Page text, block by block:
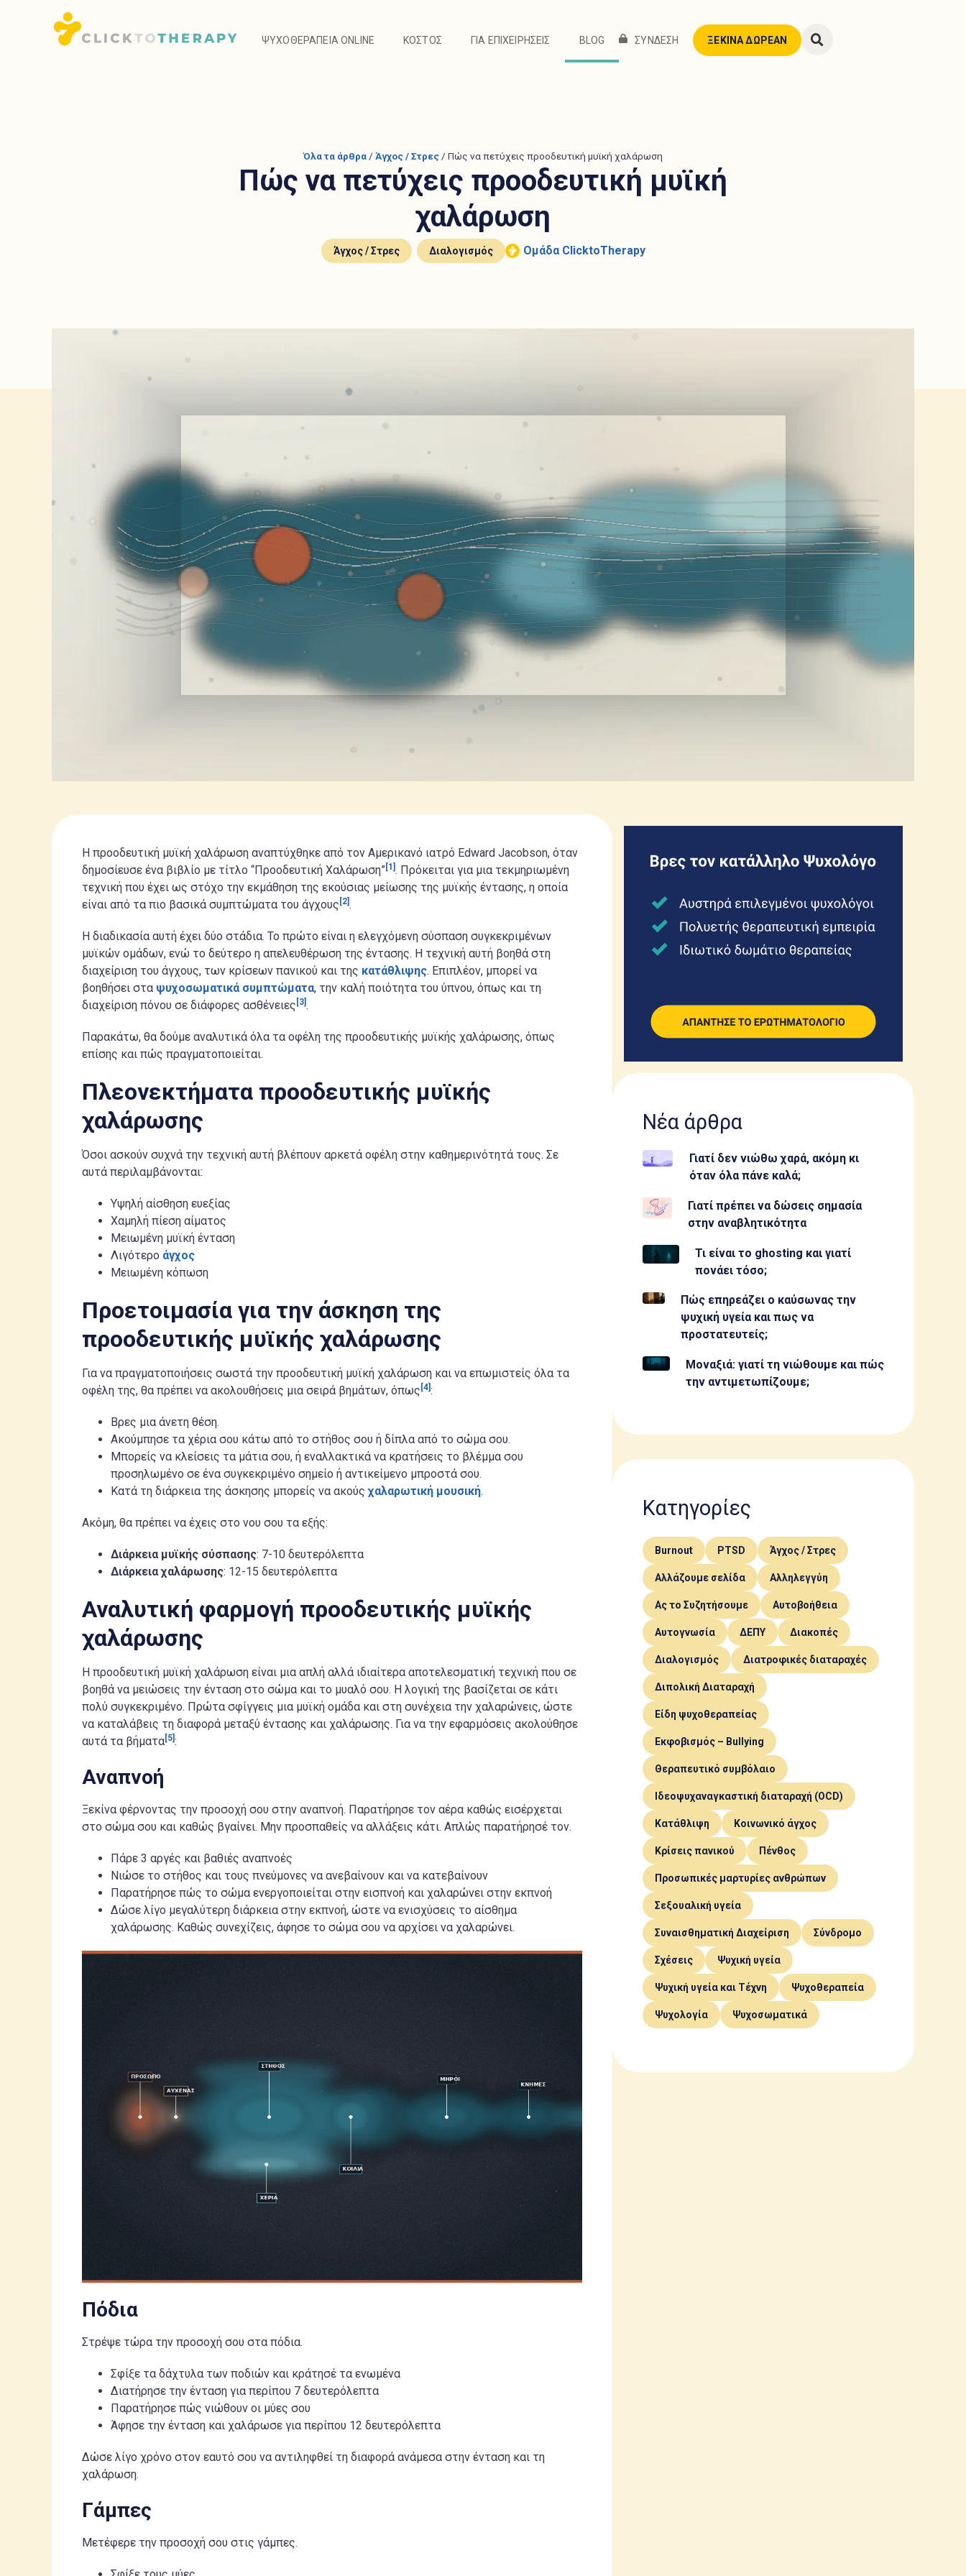
ΞΕΚΙΝΑ ΔΩΡΕΑΝ
ΨΥΧΟΘΕΡΑΠΕΊΑ ONLINE
ΚΌΣΤΟΣ ΓΙΑ ΕΠΙΧΕΙΡΉΣΕΙΣ BLOG ΣΥΝΔΕΣΗ ΞΕΚΙΝΑ ΔΩΡΕΑΝ
Όλα τα άρθρα/ Άγχος / Στρες/ Πώς να πετύχεις προοδευτική μυϊκή χαλάρωση
Πώς να πετύχεις προοδευτική μυϊκή
χαλάρωση
Άγχος / Στρες , Διαλογισμός Ομάδα ClicktoTherapy
Η προοδευτική μυϊκή χαλάρωση αναπτύχθηκε από τον Αμερικανό ιατρό Edward Jacobson, όταν
δημοσίευσε ένα βιβλίο με τίτλο “Προοδευτική Χαλάρωση”[1]. Πρόκειται για μια τεκμηριωμένη
τεχνική που έχει ως στόχο την εκμάθηση της εκούσιας μείωσης της μυϊκής έντασης, η οποία
είναι από τα πιο βασικά συμπτώματα του άγχους [2].
Η διαδικασία αυτή έχει δύο στάδια. Το πρώτο είναι η ελεγχόμενη σύσπαση συγκεκριμένων
μυϊκών ομάδων, ενώ το δεύτερο η απελευθέρωση της έντασης. Η τεχνική αυτή βοηθά στη
διαχείριση του άγχους, των κρίσεων πανικού και της κατάθλιψης. Επιπλέον, μπορεί να
βοηθήσει στα ψυχοσωματικά συμπτώματα, την καλή ποιότητα του ύπνου, όπως και τη
διαχείριση πόνου σε διάφορες ασθένειες [3].
Παρακάτω, θα δούμε αναλυτικά όλα τα οφέλη της προοδευτικής μυϊκής χαλάρωσης, όπως
επίσης και πώς πραγματοποιείται.
Πλεονεκτήματα προοδευτικής μυϊκής
χαλάρωσης
Όσοι ασκούν συχνά την τεχνική αυτή βλέπουν αρκετά οφέλη στην καθημερινότητά τους. Σε
αυτά περιλαμβάνονται:
Υψηλή αίσθηση ευεξίας
Χαμηλή πίεση αίματος
Μειωμένη μυϊκή ένταση
Λιγότερο άγχος
Μειωμένη κόπωση
Προετοιμασία για την άσκηση της
προοδευτικής μυϊκής χαλάρωσης
Για να πραγματοποιήσεις σωστά την προοδευτική μυϊκή χαλάρωση και να επωμιστείς όλα τα
οφέλη της, θα πρέπει να ακολουθήσεις μια σειρά βημάτων, όπως [4]:
Βρες μια άνετη θέση.
Ακούμπησε τα χέρια σου κάτω από το στήθος σου ή δίπλα από το σώμα σου.
Μπορείς να κλείσεις τα μάτια σου, ή εναλλακτικά να κρατήσεις το βλέμμα σου
προσηλωμένο σε ένα συγκεκριμένο σημείο ή αντικείμενο μπροστά σου.
Κατά τη διάρκεια της άσκησης μπορείς να ακούςχαλαρωτική μουσική.
Ακόμη, θα πρέπει να έχεις στο νου σου τα εξής:
Διάρκεια μυϊκής σύσπασης: 7-10 δευτερόλεπτα
Διάρκεια χαλάρωσης: 12-15 δευτερόλεπτα
Αναλυτική φαρμογή προοδευτικής μυϊκής
χαλάρωσης
Η προοδευτική μυϊκή χαλάρωση είναι μια απλή αλλά ιδιαίτερα αποτελεσματική τεχνική που σε
βοηθά να μειώσεις την ένταση στο σώμα και το μυαλό σου. Η λογική της βασίζεται σε κάτι
πολύ συγκεκριμένο. Πρώτα σφίγγεις μια μυϊκή ομάδα και στη συνέχεια την χαλαρώνεις, ώστε
να καταλάβεις τη διαφορά μεταξύ έντασης και χαλάρωσης. Για να την εφαρμόσεις ακολούθησε
αυτά τα βήματα[5]:
Αναπνοή
Ξεκίνα φέρνοντας την προσοχή σου στην αναπνοή. Παρατήρησε τον αέρα καθώς εισέρχεται
στο σώμα σου και καθώς βγαίνει. Μην προσπαθείς να αλλάξεις κάτι. Απλώς παρατήρησέ τον.
Πάρε 3 αργές και βαθιές αναπνοές
Νιώσε το στήθος και τους πνεύμονες να ανεβαίνουν και να κατεβαίνουν
Παρατήρησε πώς το σώμα ενεργοποιείται στην εισπνοή και χαλαρώνει στην εκπνοή
Δώσε λίγο μεγαλύτερη διάρκεια στην εκπνοή, ώστε να ενισχύσεις το αίσθημα
χαλάρωσης. Καθώς συνεχίζεις, άφησε το σώμα σου να αρχίσει να χαλαρώνει.
Πόδια
Στρέψε τώρα την προσοχή σου στα πόδια.
Σφίξε τα δάχτυλα των ποδιών και κράτησέ τα ενωμένα
Διατήρησε την ένταση για περίπου 7 δευτερόλεπτα
Παρατήρησε πώς νιώθουν οι μύες σου
Άφησε την ένταση και χαλάρωσε για περίπου 12 δευτερόλεπτα
Δώσε λίγο χρόνο στον εαυτό σου να αντιληφθεί τη διαφορά ανάμεσα στην ένταση και τη
χαλάρωση.
Γάμπες
Μετέφερε την προσοχή σου στις γάμπες.
Νέα άρθρα
Γιατί δεν νιώθω χαρά, ακόμη κι
όταν όλα πάνε καλά;
Γιατί πρέπει να δώσεις σημασία
στην αναβλητικότητα
Τι είναι το ghosting και γιατί
πονάει τόσο;
Πώς επηρεάζει ο καύσωνας την
ψυχική υγεία και πως να
προστατευτείς;
Μοναξιά: γιατί τη νιώθουμε και πώς
την αντιμετωπίζουμε;
Κατηγορίες
Burnout PTSD Άγχος / Στρες
Αλλάζουμε σελίδα Αλληλεγγύη
Ας το Συζητήσουμε Αυτοβοήθεια
Αυτογνωσία ΔΕΠΥ Διακοπές
Διαλογισμός Διατροφικές διαταραχές
Διπολική Διαταραχή
Είδη ψυχοθεραπείας
Εκφοβισμός – Bullying
Θεραπευτικό συμβόλαιο
Ιδεοψυχαναγκαστική διαταραχή (OCD)
Κατάθλιψη Κοινωνικό άγχος
Κρίσεις πανικού Πένθος
Προσωπικές μαρτυρίες ανθρώπων
Σεξουαλική υγεία
Συναισθηματική Διαχείριση Σύνδρομο
Σχέσεις Ψυχική υγεία
Ψυχική υγεία και Τέχνη Ψυχοθεραπεία
Ψυχολογία Ψυχοσωματικά